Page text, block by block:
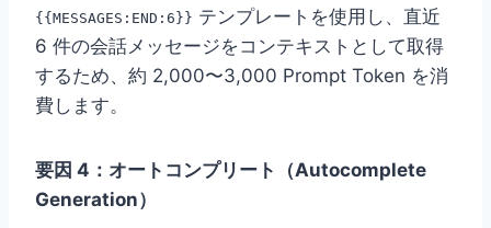
{{MESSAGES:END:6}} テンプレートを使用し、直近
6 件の会話メッセージをコンテキストとして取得
するため、約 2,000〜3,000 Prompt Token を消
費します。
要因 4：オートコンプリート（Autocomplete
Generation）